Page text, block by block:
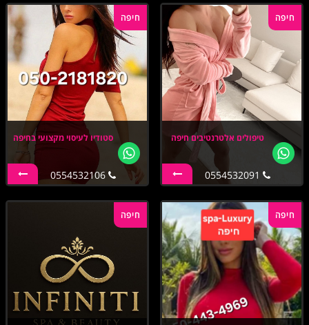
חיפה
טיפולים אלטרנטיבים חיפה
חיפה
סטודיו לעיסוי מקצועי בחיפה
0554532106
חיפה חיפה